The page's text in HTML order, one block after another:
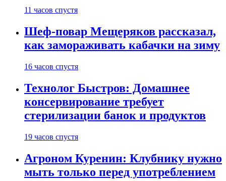
11 часов спустя
Шеф-повар Мещеряков рассказал,
как замораживать кабачки на зиму
16 часов спустя
Технолог Быстров: Домашнее
консервирование требует
стерилизации банок и продуктов
19 часов спустя
Агроном Куренин: Клубнику нужно
мыть только перед употреблением